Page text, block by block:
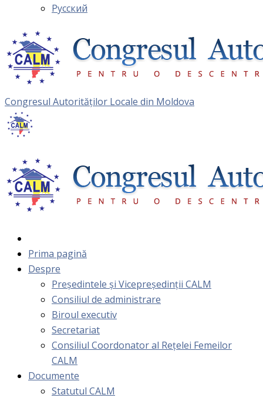
Русский
Congresul Autorităţilor Locale din Moldova
Prima pagină
Despre
Președintele și Vicepreședinții CALM
Consiliul de administrare
Biroul executiv
Secretariat
Consiliul Coordonator al Rețelei Femeilor
CALM
Documente
Statutul CALM